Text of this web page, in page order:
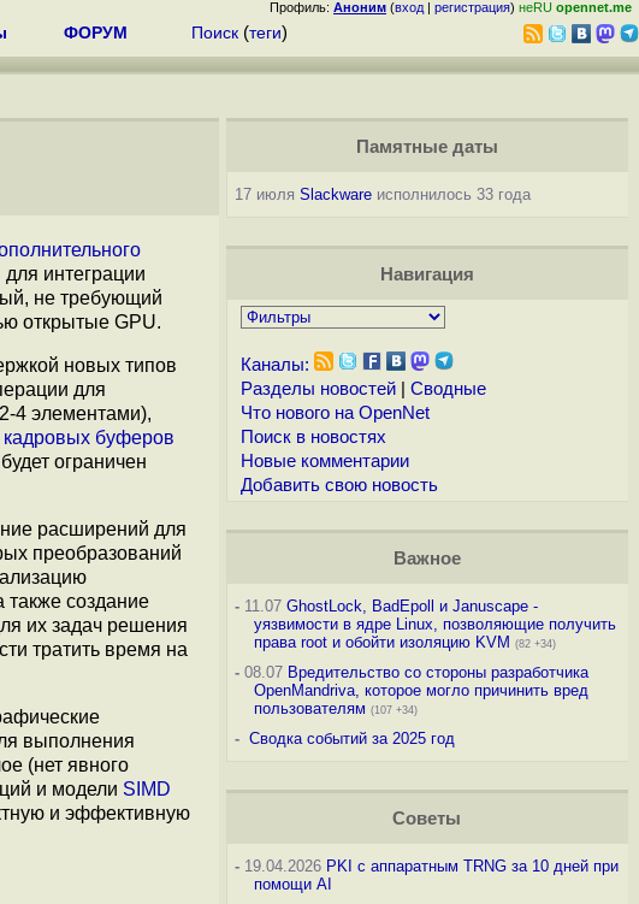
Профиль: Аноним (вход | регистрация) неRU opennet.me
ФОРУМ Поиск (теги)
интеграции
не требующий
открытые GPU.
новых типов
для
4 элементами),
кадровых буферов
ограничен
расширений для
преобразований
также создание
их задач решения
тратить время на
выполнения
(нет явного
и модели SIMD
и эффективную
Памятные даты
17 июля Slackwareисполнилось 33 года
Навигация
Каналы:
Разделы новостей| Сводные
Что нового на OpenNet
Поиск в новостях
Новые комментарии
Добавить свою новость
Важное
-11.07 GhostLock, BadEpoll и Januscape -
уязвимости в ядре Linux, позволяющие получить
права root и обойти изоляцию KVM (82 +34)
-08.07 Вредительство со стороны разработчика
OpenMandriva, которое могло причинить вред
пользователям (107 +34)
- Сводка событий за 2025 год
Советы
-19.04.2026 PKI с аппаратным TRNG за 10 дней при
помощи AI